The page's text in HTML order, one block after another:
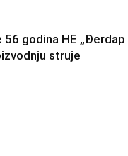
56 godina HE
struje